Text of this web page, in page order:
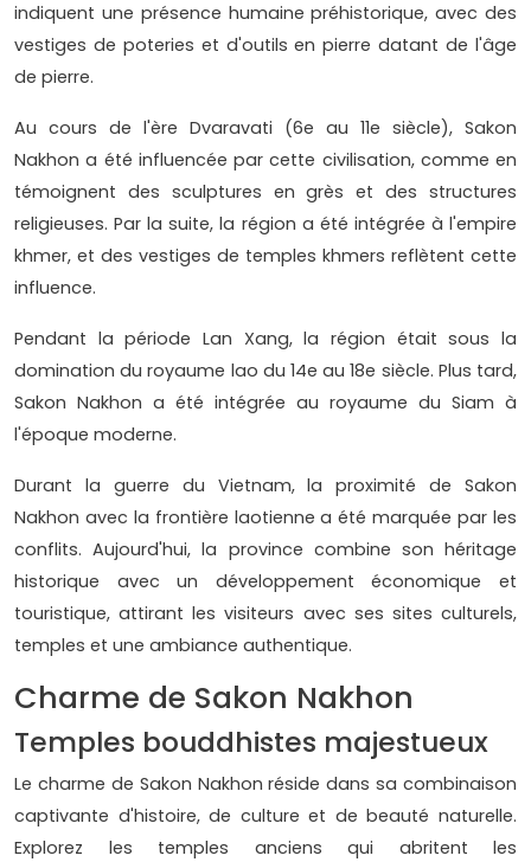
indiquent une présence humaine préhistorique, avec des
vestiges de poteries et d'outils en pierre datant de l'âge
de pierre.
Au cours de l'ère Dvaravati (6e au 11e siècle), Sakon
Nakhon a été influencée par cette civilisation, comme en
témoignent des sculptures en grès et des structures
religieuses. Par la suite, la région a été intégrée à l'empire
khmer, et des vestiges de temples khmers reflètent cette
influence.
Pendant la période Lan Xang, la région était sous la
domination du royaume lao du 14e au 18e siècle. Plus tard,
Sakon Nakhon a été intégrée au royaume du Siam à
l'époque moderne.
Durant la guerre du Vietnam, la proximité de Sakon
Nakhon avec la frontière laotienne a été marquée par les
conflits. Aujourd'hui, la province combine son héritage
historique avec un développement économique et
touristique, attirant les visiteurs avec ses sites culturels,
temples et une ambiance authentique.
Charme de Sakon Nakhon
Temples bouddhistes majestueux
Le charme de Sakon Nakhon réside dans sa combinaison
captivante d'histoire, de culture et de beauté naturelle.
Explorez les temples anciens qui abritent les